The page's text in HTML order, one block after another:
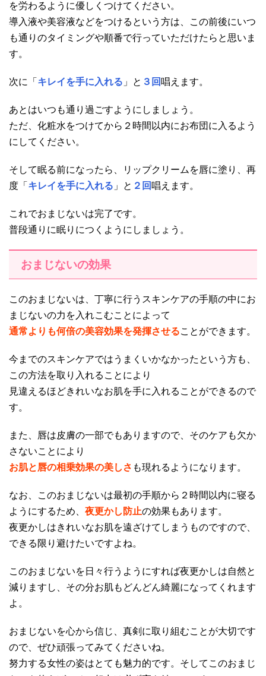
を労わるように優しくつけてください。
導入液や美容液などをつけるという方は、この前後にいつ
も通りのタイミングや順番で行っていただけたらと思いま
す。
次に「 キレイを手に入れる 」と ３回 唱えます。
あとはいつも通り過ごすようにしましょう。
ただ、化粧水をつけてから２時間以内にお布団に入るよう
にしてください。
そして眠る前になったら、リップクリームを唇に塗り、再
度「 キレイを手に入れる 」と ２回 唱えます。
これでおまじないは完了です。
普段通りに眠りにつくようにしましょう。
おまじないの効果
このおまじないは、丁寧に行うスキンケアの手順の中にお
まじないの力を入れこむことによって
通常よりも何倍の美容効果を発揮させることができます。
今までのスキンケアではうまくいかなかったという方も、
この方法を取り入れることにより
見違えるほどきれいなお肌を手に入れることができるので
す。
また、唇は皮膚の一部でもありますので、そのケアも欠か
さないことにより
お肌と唇の相乗効果の美しさ も現れるようになります。
なお、このおまじないは最初の手順から２時間以内に寝る
ようにするため、 夜更かし防止の効果もあります。
夜更かしはきれいなお肌を遠ざけてしまうものですので、
できる限り避けたいですよね。
このおまじないを日々行うようにすれば夜更かしは自然と
減りますし、その分お肌もどんどん綺麗になってくれます
よ。
おまじないを心から信じ、真剣に取り組むことが大切です
ので、ぜひ頑張ってみてくださいね。
努力する女性の姿はとても魅力的です。そしてこのおまじ